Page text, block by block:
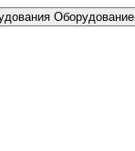
Оборудование